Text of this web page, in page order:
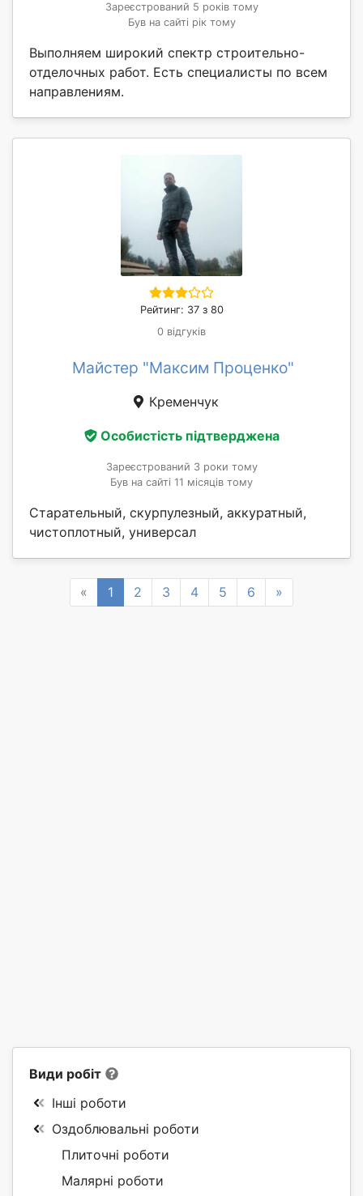
Зареєстрований 5 років тому
Був на сайті рік тому
Выполняем широкий спектр строительно-
отделочных работ. Есть специалисты по всем
направлениям.
Рейтинг: 37 з 80
0 відгуків
Майстер "Максим Проценко"
Кременчук
Особистість підтверджена
Зареєстрований 3 роки тому
Був на сайті 11 місяців тому
Старательный, скурпулезный, аккуратный,
чистоплотный, универсал
« Previous
1 2 3 4 5 6 »
Види робіт
Інші роботи
Оздоблювальні роботи
Плиточні роботи
Малярні роботи